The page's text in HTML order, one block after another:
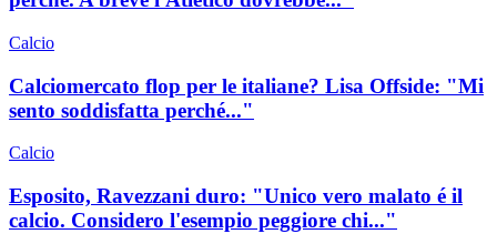
Calcio
Calciomercato flop per le italiane? Lisa Offside: "Mi
sento soddisfatta perché..."
Calcio
Esposito, Ravezzani duro: "Unico vero malato é il
calcio. Considero l'esempio peggiore chi..."